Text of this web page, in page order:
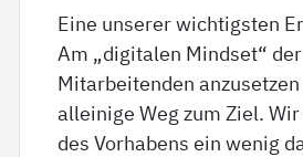
Eine unserer wichtigsten
Am „digitalen Mindset“ der
Mitarbeitenden
alleinige Weg zum Ziel.
des Vorhabens ein wenig